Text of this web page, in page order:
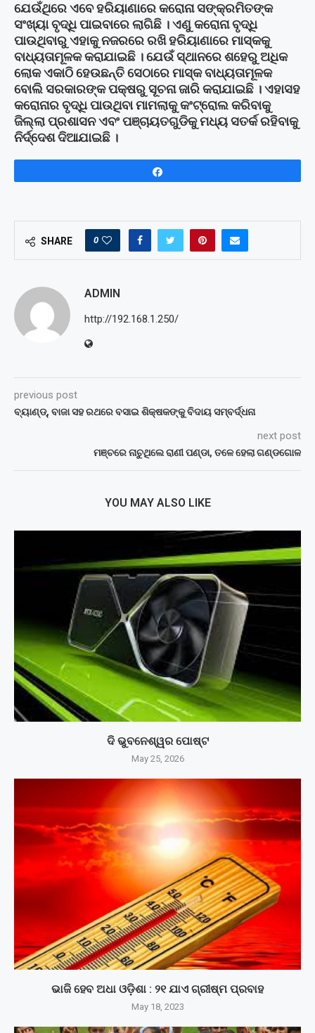
ଯେଉଁଥିରେ ଏବେ ହରିୟାଣାରେ କରୋନା ସଙ୍କ୍ରମିତଙ୍କ
ସଂଖ୍ୟା ବୃଦ୍ଧି ପାଇବାରେ ଲାଗିଛି । ଏଣୁ କରୋନା ବୃଦ୍ଧି
ପାଉଥିବାରୁ ଏହାକୁ ନଜରରେ ରଖି ହରିୟାଣାରେ ମାସ୍କକୁ
ବାଧ୍ୟତାମୂଳକ କରାଯାଇଛି । ଯେଉଁ ସ୍ଥାନରେ ଶହେରୁ ଅଧିକ
ଲୋକ ଏକାଠି ହେଉଛନ୍ତି ସେଠାରେ ମାସ୍କ ବାଧ୍ୟତାମୂଳକ
ବୋଲି ସରକାରଙ୍କ ପକ୍ଷରୁ ସୂଚନା ଜାରି କରାଯାଇଛି । ଏହାସହ
କରୋନାର ବୃଦ୍ଧି ପାଉଥିବା ମାମଲାକୁ କଂଟ୍ରୋଲ କରିବାକୁ
ଜିଲ୍ଲା ପ୍ରଶାସନ ଏବଂ ପଞ୍ଚାୟତଗୁଡିକୁ ମଧ୍ୟ ସତର୍କ ରହିବାକୁ
ନିର୍ଦ୍ଦେଶ ଦିଆଯାଇଛି ।
SHARE 0
ADMIN
http://192.168.1.250/
previous post
ବ୍ୟାଣ୍ଡ୍‌, ବାଜା ସହ ରଥରେ ବସାଇ ଶିକ୍ଷକଙ୍କୁ ବିଦାୟ ସମ୍ବର୍ଦ୍ଧନା
next post
ମଞ୍ଚରେ ନାଚୁଥିଲେ ରାଣୀ ପଣ୍ଡା, ତଳେ ହେଲା ଗଣ୍ଡଗୋଳ
YOU MAY ALSO LIKE
ଦି ଭୁବନେଶ୍ୱର ପୋଷ୍ଟ
May 25, 2026
ଭାଜି ହେବ ଅଧା ଓଡ଼ିଶା : ୨୧ ଯାଏ ଗ୍ରୀଷ୍ମ ପ୍ରବାହ
May 18, 2023